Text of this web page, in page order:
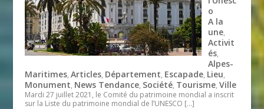
o
A la
une,
Activit
és,
Alpes-
Maritimes,Articles, Département, Escapade, Lieu,
Monument, News Tendance, Société, Tourisme,Ville
Mardi 27 juillet 2021, le Comité du patrimoine mondial a inscrit
sur la Liste du patrimoine mondial de l’UNESCO […]